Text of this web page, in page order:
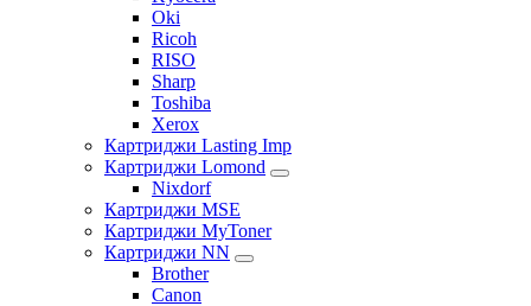
Oki
Ricoh
RISO
Sharp
Toshiba
Xerox
Картриджи Lasting Imp
Картриджи Lomond
Nixdorf
Картриджи MSE
Картриджи MyToner
Картриджи NN
Brother
Canon